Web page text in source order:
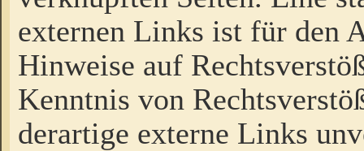
externen Links ist für den
Hinweise auf
Kenntnis von
derartige externe Links